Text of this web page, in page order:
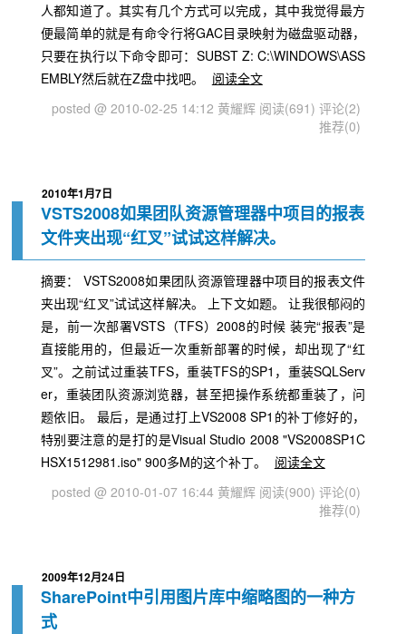
人都知道了。其实有几个方式可以完成，其中我觉得最方
便最简单的就是有命令行将GAC目录映射为磁盘驱动器，
只要在执行以下命令即可：SUBST Z: C:\WINDOWS\ASS
EMBLY然后就在Z盘中找吧。
阅读全文
posted @ 2010-02-25 14:12 黄耀辉 阅读(691) 评论(2)
推荐(0)
2010年1月7日
VSTS2008如果团队资源管理器中项目的报表
文件夹出现“红叉”试试这样解决。
摘要： VSTS2008如果团队资源管理器中项目的报表文件
夹出现“红叉”试试这样解决。 上下文如题。 让我很郁闷的
是，前一次部署VSTS（TFS）2008的时候 装完“报表”是
直接能用的，但最近一次重新部署的时候，却出现了“红
叉”。之前试过重装TFS，重装TFS的SP1，重装SQLServ
er，重装团队资源浏览器，甚至把操作系统都重装了，问
题依旧。 最后，是通过打上VS2008 SP1的补丁修好的，
特别要注意的是打的是Visual Studio 2008 "VS2008SP1C
HSX1512981.iso" 900多M的这个补丁。
阅读全文
posted @ 2010-01-07 16:44 黄耀辉 阅读(900) 评论(0)
推荐(0)
2009年12月24日
SharePoint中引用图片库中缩略图的一种方
式